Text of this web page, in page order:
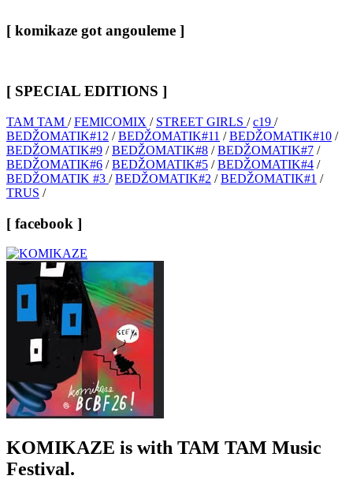
[ komikaze got angouleme ]
[ SPECIAL EDITIONS ]
TAM TAM /FEMICOMIX / STREET GIRLS /c19 /
BEDŽOMATIK#12 /BEDŽOMATIK#11 /BEDŽOMATIK#10 /
BEDŽOMATIK#9 /BEDŽOMATIK#8 /BEDŽOMATIK#7 /
BEDŽOMATIK#6 /BEDŽOMATIK#5 /BEDŽOMATIK#4 /
BEDŽOMATIK #3 /BEDŽOMATIK#2 /BEDŽOMATIK#1 /
TRUS /
[ facebook ]
KOMIKAZE is with TAM TAM Music
Festival.